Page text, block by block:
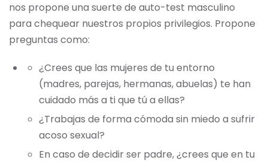
nos propone una suerte de auto-test masculino
para chequear nuestros propios privilegios. Propone
preguntas como:
¿Crees que las mujeres de tu entorno
(madres, parejas, hermanas, abuelas) te han
cuidado más a ti que tú a ellas?
¿Trabajas de forma cómoda sin miedo a sufrir
acoso sexual?
En caso de decidir ser padre, ¿crees que en tu